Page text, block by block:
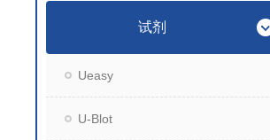
试剂
Ueasy
U-Blot